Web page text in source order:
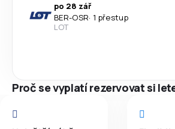
po 28 zář
BER-OSR· 1 přestup
LOT
Proč se vyplatí rezervovat si